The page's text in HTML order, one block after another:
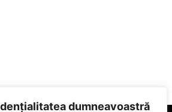
dumneavoastră